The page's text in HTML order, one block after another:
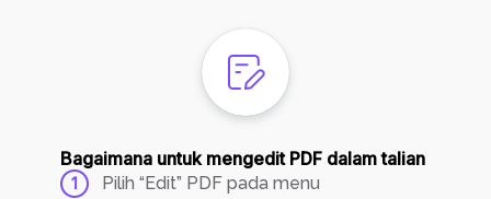
Bagaimana untuk mengedit PDF dalam talian
1 Pilih “Edit” PDF pada menu